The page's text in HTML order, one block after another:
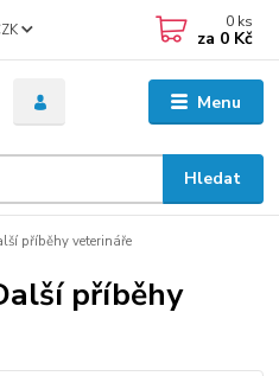
Menu
Hledat
0 ks
za 0 Kč
příběhy veterináře
příběhy